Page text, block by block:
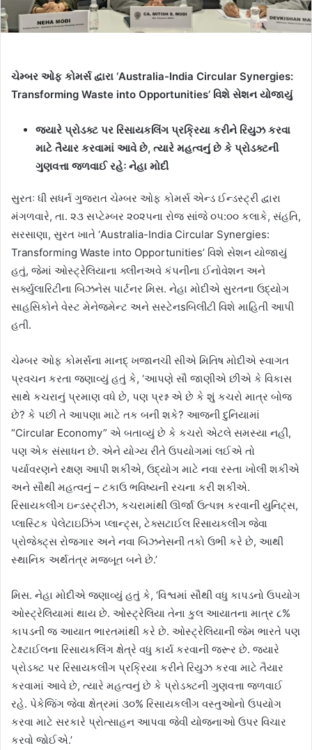
ચેમ્બર ઓફ કોમર્સ દ્વારા ‘Australia-India Circular Synergies:
Transforming Waste into Opportunities’ વિશે સેશન યોજાયું
જ્યારે પ્રોડક્ટ પર રિસાયકલિંગ પ્રક્રિયા કરીને રિયુઝ કરવા
માટે તૈયાર કરવામાં આવે છે, ત્યારે મહત્વનું છે કે પ્રોડક્ટની
ગુણવત્તા જળવાઈ રહેઃ નેહા મોદી
સુરતઃ ધી સધર્ન ગુજરાત ચેમ્બર ઓફ કોમર્સ એન્ડ ઈન્ડસ્ટ્રી દ્વારા
મંગળવારે, તા. ૨૩ સપ્ટેમ્બર ૨૦૨૫ના રોજ સાંજે ૦૫:૦૦ કલાકે, સંહતિ,
સરસાણા, સુરત ખાતે ‘Australia-India Circular Synergies:
Transforming Waste into Opportunities’ વિશે સેશન યોજાયું
હતું, જેમાં ઓસ્ટ્રેલિયાના ક્લીનઅવે કંપનીના ઈનોવેશન અને
સર્ક્યુલારિટીના બિઝનેસ પાર્ટનર મિસ. નેહા મોદીએ સુરતના ઉદ્યોગ
સાહસિકોને વેસ્ટ મેનેજમેન્ટ અને સસ્ટેનsબિલીટી વિશે માહિતી આપી
હતી.
ચેમ્બર ઓફ કોમર્સના માનદ્ ખજાનચી સીએ મિતિષ મોદીએ સ્વાગત
પ્રવચન કરતા જણાવ્યું હતું કે, ‘આપણે સૌ જાણીએ છીએ કે વિકાસ
સાથે કચરાનું પ્રમાણ વધે છે, પણ પ્રશ્ન એ છે કે શું કચરો માત્ર બોજ
છે? કે પછી તે આપણા માટે તક બની શકે? આજની દુનિયામાં
“Circular Economy” એ બતાવ્યું છે કે કચરો એટલે સમસ્યા નહીં,
પણ એક સંસાધન છે. એને યોગ્ય રીતે ઉપયોગમાં લઈએ તો
પર્યાવરણને રક્ષણ આપી શકીએ, ઉદ્યોગ માટે નવા રસ્તા ખોલી શકીએ
અને સૌથી મહત્વનું – ટકાઉ ભવિષ્યની રચના કરી શકીએ.
રિસાયકલીંગ ઇન્ડસ્ટ્રીઝ, કચરામાંથી ઊર્જા ઉત્પન્ન કરવાની યુનિટ્સ,
પ્લાસ્ટિક પેલેટાઇઝિંગ પ્લાન્ટ્સ, ટેક્સટાઈલ રિસાયકલીંગ જેવા
પ્રોજેક્ટ્સ રોજગાર અને નવા બિઝનેસની તકો ઉભી કરે છે, આથી
સ્થાનિક અર્થતંત્ર મજબૂત બને છે.’
મિસ. નેહા મોદીએ જણાવ્યું હતું કે, ‘વિશ્વમાં સૌથી વધુ કાપડનો ઉપયોગ
ઓસ્ટ્રેલિયામાં થાય છે. ઓસ્ટ્રેલિયા તેના કુલ આયાતના માત્ર ૮%
કાપડની જ આયાત ભારતમાંથી કરે છે. ઓસ્ટ્રેલિયાની જેમ ભારતે પણ
ટેક્ષ્ટાઈલના રિસાયકલિંગ ક્ષેત્રે વધુ કાર્ય કરવાની જરૂર છે. જ્યારે
પ્રોડક્ટ પર રિસાયકલીંગ પ્રક્રિયા કરીને રિયુઝ કરવા માટે તૈયાર
કરવામાં આવે છે, ત્યારે મહત્વનું છે કે પ્રોડક્ટની ગુણવત્તા જળવાઈ
રહે. પેકેજિંગ જેવા ક્ષેત્રમાં ૩૦% રિસાયકલીંગ વસ્તુઓનો ઉપયોગ
કરવા માટે સરકારે પ્રોત્સાહન આપવા જેવી યોજનાઓ ઉપર વિચાર
કરવો જોઈએ.’